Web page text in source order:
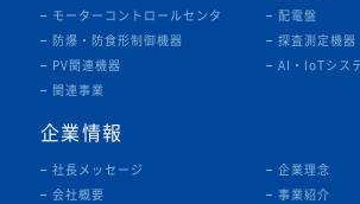
モーターコントロールセンタ 配電盤
防爆・防食形制御機器 探査測定機器
PV関連機器 AI・IoTシス
関連事業
企業情報
社長メッセージ 企業理念
会社概要 事業紹介